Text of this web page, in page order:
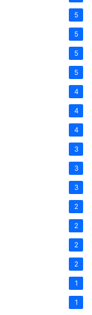
5
5
5
5
4
4
4
3
3
3
2
2
2
2
1
1